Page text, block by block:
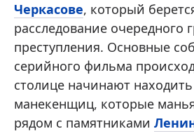
Черкасове, который
расследование очередного
преступления. Основные
серийного фильма
столице начинают
манекенщиц, которые
рядом с памятниками